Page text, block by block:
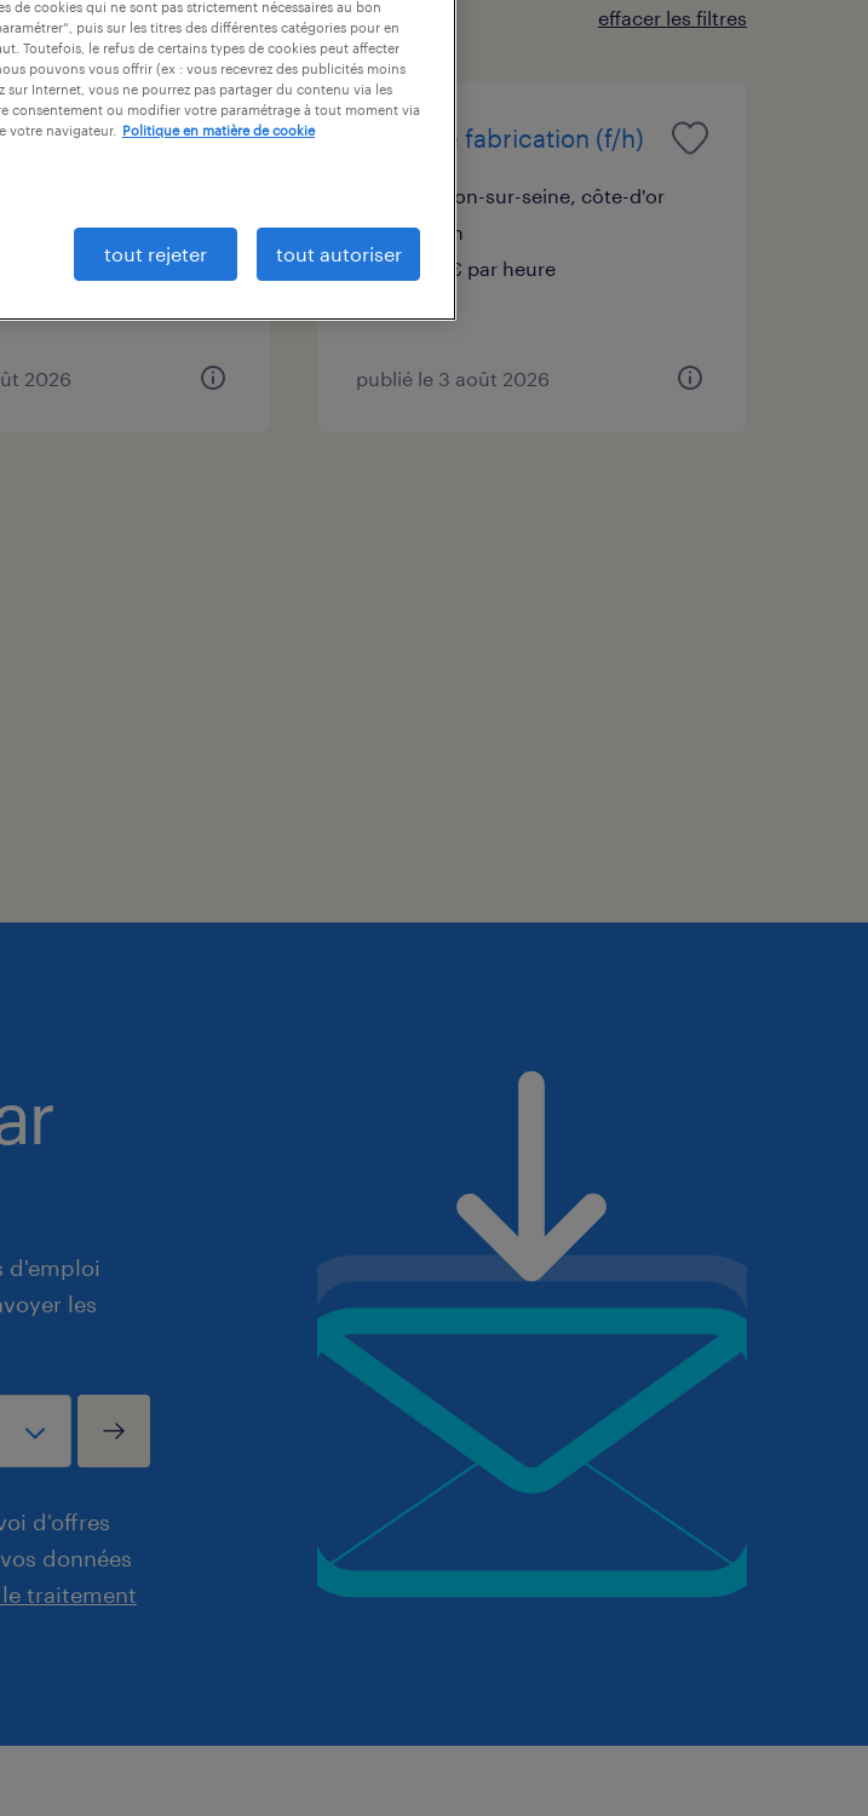
niveau d'expérience effacer les filtres
2026
agent de fabrication (f/h)
châtillon-sur-seine, côte-d'or
intérim
12,31 € par heure
publié le 3 août 2026
d'emploi
les
d'offres
données
traitement
de cookies qui ne sont pas strictement nécessaires au bon
puis sur les titres des différentes catégories pour en
Toutefois, le refus de certains types de cookies peut affecter
pouvons vous offrir (ex : vous recevrez des publicités moins
Internet, vous ne pourrez pas partager du contenu via les
consentement ou modifier votre paramétrage à tout moment via
votre navigateur.
Politique en matière de cookie
tout rejeter tout autoriser